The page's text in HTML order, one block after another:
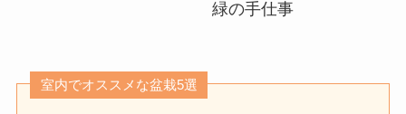
緑の手仕事
室内でオススメな盆栽5選